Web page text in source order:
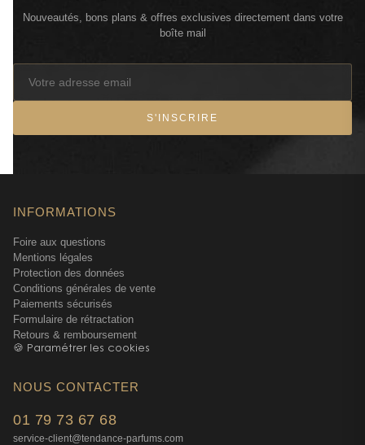
Nouveautés, bons plans & offres exclusives directement dans votre
boîte mail
S'INSCRIRE
INFORMATIONS
Foire aux questions
Mentions légales
Protection des données
Conditions générales de vente
Paiements sécurisés
Formulaire de rétractation
Retours & remboursement
🍪 Paramétrer les cookies
NOUS CONTACTER
01 79 73 67 68
service-client@tendance-parfums.com